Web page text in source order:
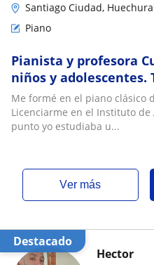
Santiago Ciudad,
Piano
Pianista y profesora
niños y adolescentes.
Clases de Piano,
domicilio
Me formé en el piano clásico
Licenciarme en el Instituto de
punto yo estudiaba u...
ver más
Destacado
Hector